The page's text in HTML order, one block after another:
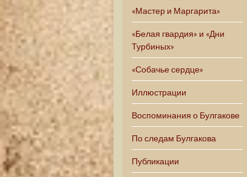
«Мастер и Маргарита»
«Белая гвардия» и «Дни
Турбиных»
«Собачье сердце»
Иллюстрации
Воспоминания о Булгакове
По следам Булгакова
Публикации